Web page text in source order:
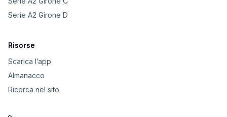
Serie A2 Girone D
Risorse
Scarica l’app
Almanacco
Ricerca nel sito